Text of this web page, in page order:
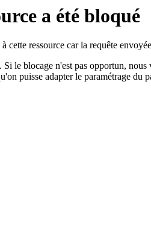
a été bloqué
ressource car la requête
le blocage n'est pas opportun,
puisse adapter le paramétrage du